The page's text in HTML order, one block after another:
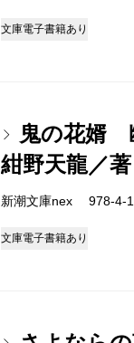
文庫電子書籍あり
鬼の花婿
紺野天龍／著
新潮文庫nex 978-
文庫電子書籍あり